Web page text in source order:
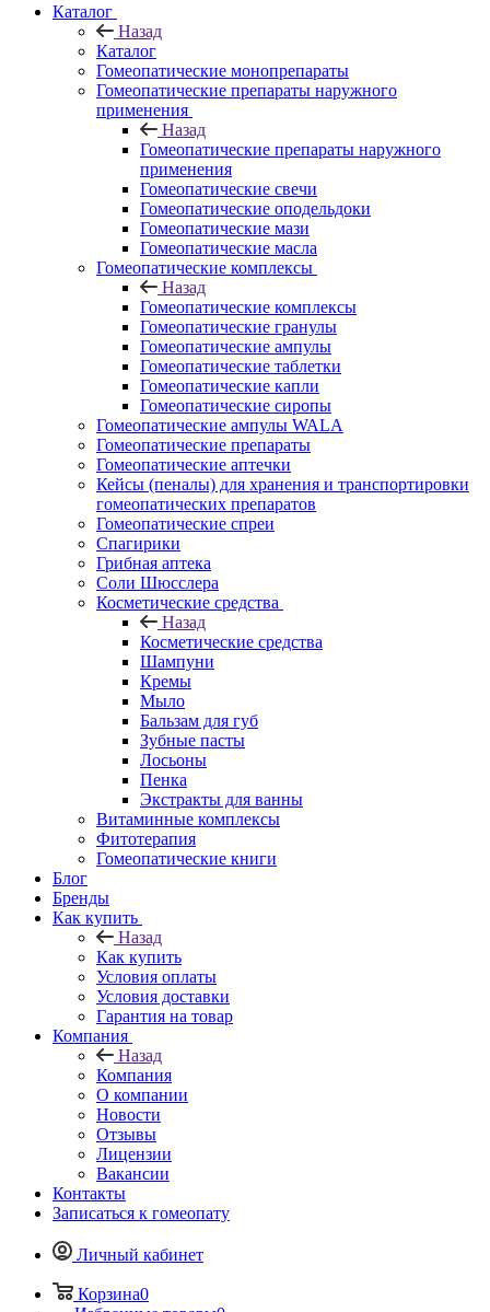
Каталог
Назад
Каталог
Гомеопатические монопрепараты
Гомеопатические препараты наружного
применения
Назад
Гомеопатические препараты наружного
применения
Гомеопатические свечи
Гомеопатические оподельдоки
Гомеопатические мази
Гомеопатические масла
Гомеопатические комплексы
Назад
Гомеопатические комплексы
Гомеопатические гранулы
Гомеопатические ампулы
Гомеопатические таблетки
Гомеопатические капли
Гомеопатические сиропы
Гомеопатические ампулы WALA
Гомеопатические препараты
Гомеопатические аптечки
Кейсы (пеналы) для хранения и транспортировки
гомеопатических препаратов
Гомеопатические спреи
Спагирики
Грибная аптека
Соли Шюсслера
Косметические средства
Назад
Косметические средства
Шампуни
Кремы
Мыло
Бальзам для губ
Зубные пасты
Лосьоны
Пенка
Экстракты для ванны
Витаминные комплексы
Фитотерапия
Гомеопатические книги
Блог
Бренды
Как купить
Назад
Как купить
Условия оплаты
Условия доставки
Гарантия на товар
Компания
Назад
Компания
О компании
Новости
Отзывы
Лицензии
Вакансии
Контакты
Записаться к гомеопату
Личный кабинет
Корзина0